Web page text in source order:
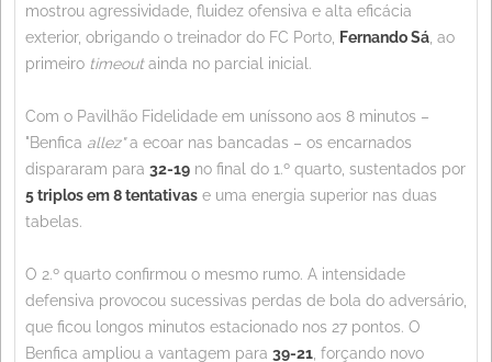
mostrou agressividade, fluidez ofensiva e alta eficácia
exterior, obrigando o treinador do FC Porto, Fernando Sá , ao
primeiro timeoutainda no parcial inicial.
Com o Pavilhão Fidelidade em uníssono aos 8 minutos –
"Benfica allez"a ecoar nas bancadas – os encarnados
dispararam para 32-19 no final do 1.º quarto, sustentados por
5 triplos em 8 tentativas e uma energia superior nas duas
tabelas.
O 2.º quarto confirmou o mesmo rumo. A intensidade
defensiva provocou sucessivas perdas de bola do adversário,
que ficou longos minutos estacionado nos 27 pontos. O
Benfica ampliou a vantagem para 39-21 , forçando novo